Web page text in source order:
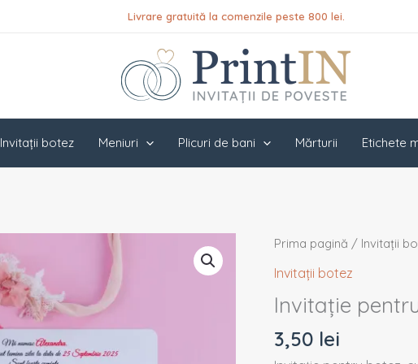
Livrare gratuită la comenzile peste 800 lei.
Invitații botez Meniuri Plicuri de bani Mărturii Etichete
Prima pagină / Invitații
Invitații botez
Invitație
3,50 lei
Cantitate
Invitație
pentru
botez